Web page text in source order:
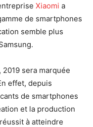
Xiaomi a
de smartphones
semble plus
2019 sera marquée
effet, depuis
de smartphones
et la production
à atteindre